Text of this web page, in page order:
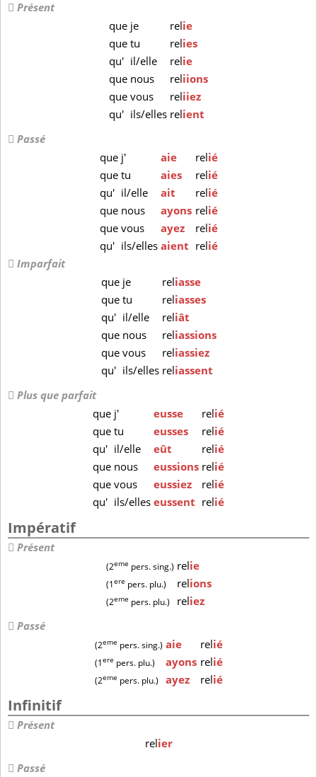
Présent
que je relie
quetu relies
qu' il/elle relie
que nous reliions
quevous reliiez
qu' ils/elles relient
Passé
que j' aie relié
que tu aies relié
qu' il/elle ait relié
que nous ayons relié
que vous ayez relié
qu' ils/elles aient relié
Imparfait
que je reliasse
que tu reliasses
qu' il/elle reliât
que nous reliassions
que vous reliassiez
qu' ils/elles reliassent
Plus que parfait
que j' eusse relié
quetu eusses relié
qu' il/elle eût relié
que nous eussions relié
quevous eussiez relié
qu' ils/elleseussent relié
Impératif
Présent
(2eme pers. sing.) relie
(1ere pers. plu.) relions
(2eme pers. plu.) reliez
Passé
(2eme pers. sing.) aie relié
(1ere pers. plu.) ayons relié
(2eme pers. plu.) ayez relié
Infinitif
Présent
relier
Passé